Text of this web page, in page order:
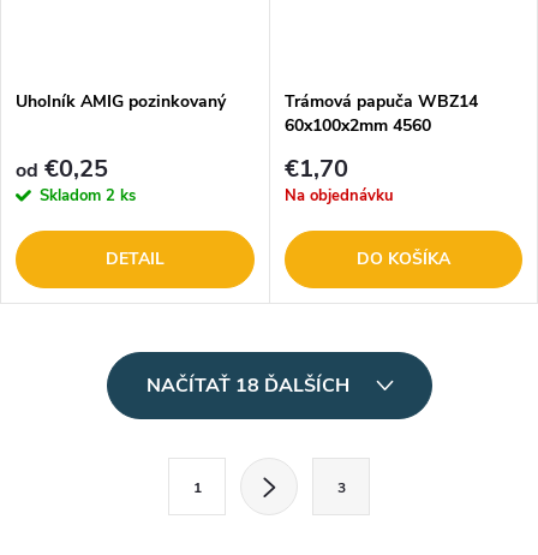
Uholník AMIG pozinkovaný
od €0,25
Skladom 2 ks
DETAIL
Trámová papuča WBZ14
60x100x2mm 4560
€1,70
Na objednávku
DO KOŠÍKA
NAČÍTAŤ 18 ĎALŠÍCH
1 3